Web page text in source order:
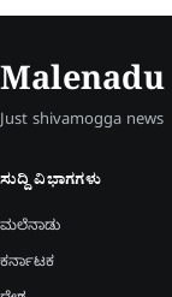
Just shivamogga news
ಸುದ್ದಿ ವಿಭಾಗಗಳು
ಮಲೆನಾಡು
ಕರ್ನಾಟಕ